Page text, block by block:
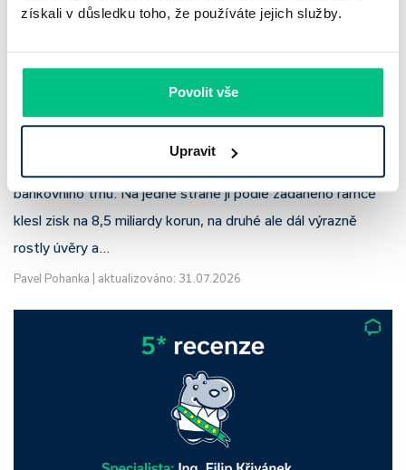
získali v důsledku toho, že používáte jejich služby.
Povolit vše
Upravit
Komerční banka: pokles zisku
neznamená slabší banku
bankovního trhu. Na jedné straně jí podle zadaného rámce
klesl zisk na 8,5 miliardy korun, na druhé ale dál výrazně
rostly úvěry a…
Pavel Pohanka aktualizováno: 31.07.2026